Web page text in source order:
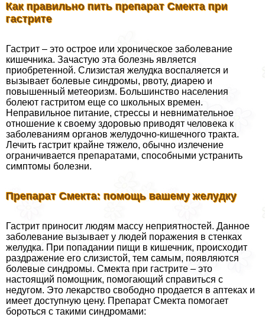
Как правильно пить препарат Смекта при
гастрите
Гастрит – это острое или хроническое заболевание
кишечника. Зачастую эта болезнь является
приобретенной. Слизистая желудка воспаляется и
вызывает болевые синдромы, рвоту, диарею и
повышенный метеоризм. Большинство населения
болеют гастритом еще со школьных времен.
Неправильное питание, стрессы и невнимательное
отношение к своему здоровью приводят человека к
заболеваниям органов желудочно-кишечного тpaкта.
Лечить гастрит крайне тяжело, обычно излечение
ограничивается препаратами, способными устранить
симптомы болезни.
Препарат Смекта: помощь вашему желудку
Гастрит приносит людям массу неприятностей. Данное
заболевание вызывает у людей поражения в стенках
желудка. При попадании пищи в кишечник, происходит
раздражение его слизистой, тем самым, появляются
болевые синдромы. Смекта при гастрите – это
настоящий помощник, помогающий справиться с
недугом. Это лекарство свободно продается в аптеках и
имеет доступную цену. Препарат Смекта помогает
бороться с такими синдромами: